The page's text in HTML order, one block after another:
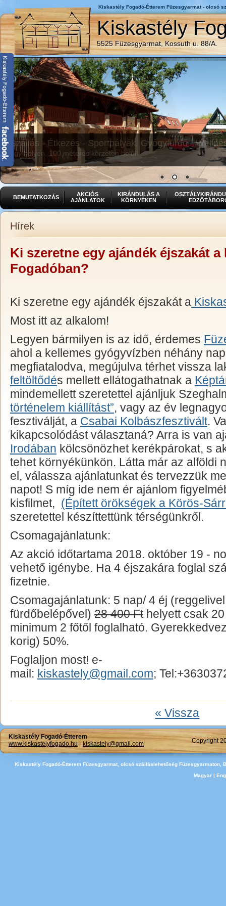
Kiskastély Fogadó-Étterem Füzesgyarmat - olcsó
Kiskastély
5525 Füzesgyarmat, Kossuth u. 88/A.
Fogadónk közvetlenül a Kastélypark Fürdőnél
ahol "A nap is megáll pihenni"
BEMUTATKOZÁS
AKCIÓS
AJÁNLATOK
KIRÁNDULÁS A
KÖRNYÉKEN
Hírek
Ki szeretne egy ajándék éjszakát
Fogadóban?
Ki szeretne egy ajándék éjszakát a
Most itt az alkalom!
Legyen bármilyen is az idő, érdemes
ahol a kellemes gyógyvízben néhány
megfiatalodva, megújulva térhet vissza
feltöltődés mellett ellátogathatnak a
mindemellett szeretettel ajánljuk
történelem kiállítást”, vagy az év
fesztiválját, a Csabai Kolbászfesztivált.
kikapcsolódást választaná? Arra is van
Irodában kölcsönözhet kerékpárokat, s
tehet környékünkön. Látta már az alföldi
el, válassza ajánlatunkat és tervezzük
napot! S míg ide nem ér ajánlom
kisfilmet, (Épített örökségek a Körös-
szeretettel készíttettünk térségünkről.
Csomagajánlatunk:
Az akció időtartama 2018. október 19 -
vehető igénybe. Ha 4 éjszakára foglal
fizetnie.
Csomagajánlatunk: 5 nap/ 4 éj
fürdőbelépővel) 28 400 Fthelyett csak 20
minimum 2 főtől foglalható.
korig) 50%.
Foglaljon most! e-
mail: kiskastely@gmail.com;
« Vissza
Kiskastély Fogadó-Étterem
www.kiskastelyfogado.hu - kiskastely@gmail.com Copyright
Kiskastély Fogadó-Étterem Füzesgyarmat, olcsó szálláslehetőség
Magyar |